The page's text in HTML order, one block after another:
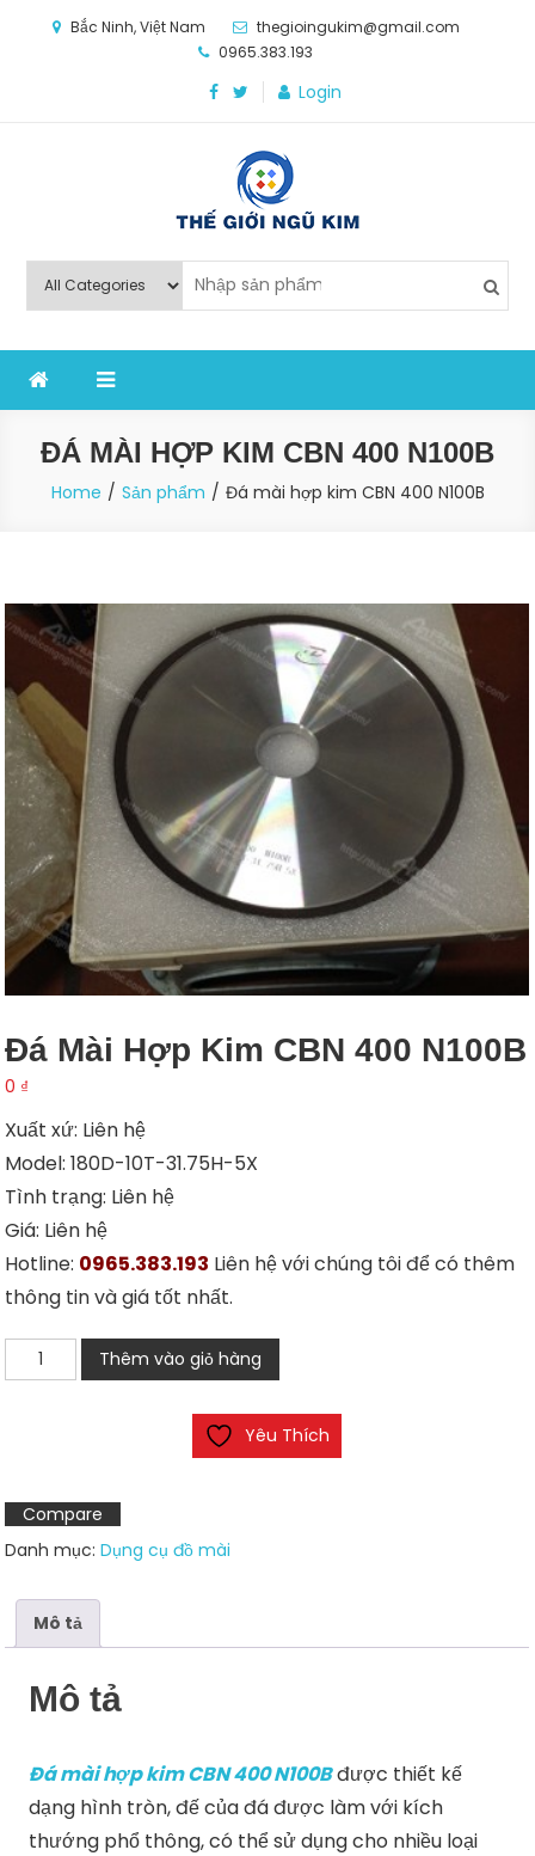
Bắc Ninh, Việt Nam
thegioingukim@gmail.com
0965.383.193
Login
Thế Giới Ngũ Kim
nghiệp sản xuất
ĐÁ MÀI HỢP KIM CBN 400 N100B
Home Sản phẩm Đá mài hợp kim CBN 400 N100B
Đá Mài Hợp Kim CBN 400 N100B
0 ₫
Xuất xứ: Liên hệ
Model: 180D-10T-31.75H-5X
Tình trạng: Liên hệ
Giá: Liên hệ
Hotline: 0965.383.193 Liên hệ với chúng tôi để có thêm
thông tin và giá tốt nhất.
mài
400
N100B
số
Thêm vào giỏ hàng
Yêu Thích
Compare
Danh mục:Dụng cụ đồ mài
Mô tả
Mô tả
Đá mài hợp kim CBN 400 N100Bđược thiết kế
dạng hình tròn, đế của đá được làm với kích
thướng phổ thông, có thể sử dụng cho nhiều loại